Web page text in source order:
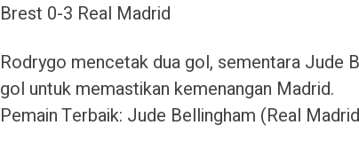
Brest 0-3 Real Madrid
Rodrygo mencetak dua gol, sementara Jude
gol untuk memastikan kemenangan Madrid.
Pemain Terbaik: Jude Bellingham (Real